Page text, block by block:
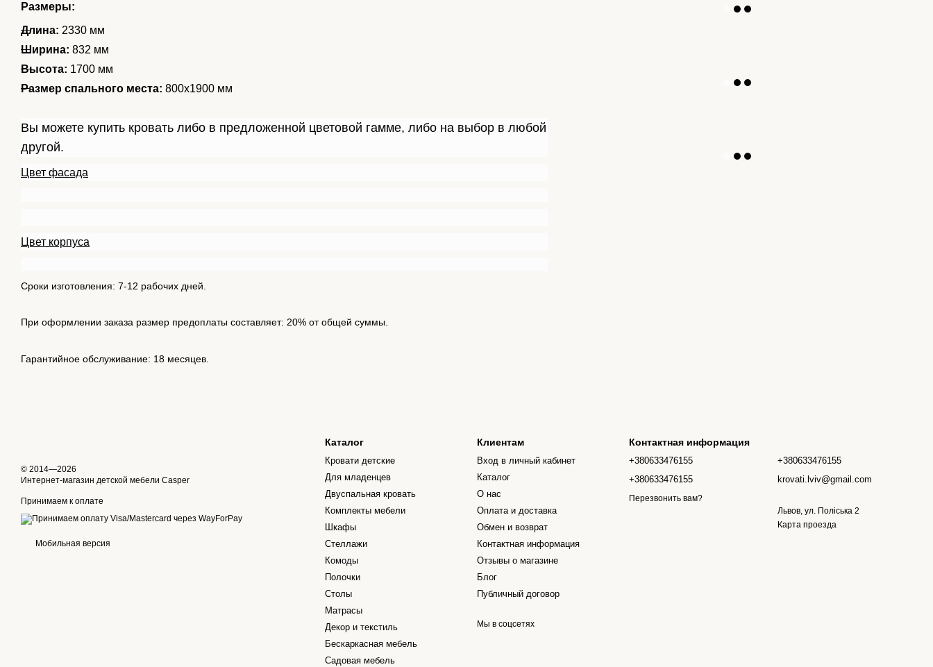
Размеры:
Длина: 2330 мм
Ширина: 832 мм
Высота: 1700 мм
Размер спального места: 800х1900 мм
Вы можете купить кровать либо в предложенной цветовой гамме, либо на выбор в любой
другой.
Цвет фасада
Цвет корпуса
Сроки изготовления: 7-12 рабочих дней.
При оформлении заказа размер предоплаты составляет: 20% от общей суммы.
Гарантийное обслуживание: 18 месяцев.
© 2014—2026
Интернет-магазин детской мебели Casper
Принимаем к оплате
Мобильная версия
Каталог
Кровати детские
Для младенцев
Двуспальная кровать
Комплекты мебели
Шкафы
Стеллажи
Комоды
Полочки
Столы
Матрасы
Декор и текстиль
Бескаркасная мебель
Садовая мебель
Клиентам
Вход в личный кабинет
Каталог
О нас
Оплата и доставка
Обмен и возврат
Контактная информация
Отзывы о магазине
Блог
Публичный договор
Мы в соцсетях
Контактная информация
+380633476155
+380633476155
Перезвонить вам?
+380633476155
krovati.lviv@gmail.com
Львов, ул. Поліська 2
Карта проезда